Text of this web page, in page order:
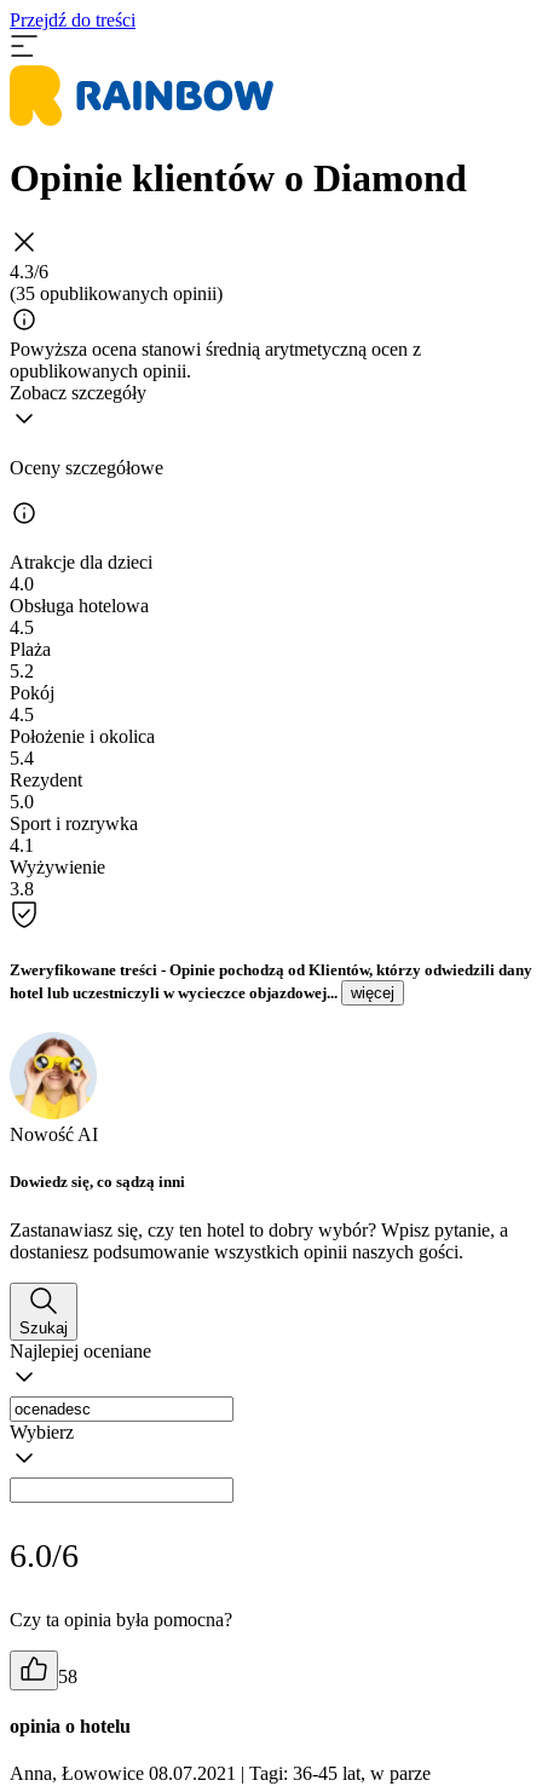
Przejdź do treści
Opinie klientów o Diamond
4.3/6
(35 opublikowanych opinii)
Powyższa ocena stanowi średnią arytmetyczną ocen z
opublikowanych opinii.
Zobacz szczegóły
Oceny szczegółowe
Atrakcje dla dzieci
4.0
Obsługa hotelowa
4.5
Plaża
5.2
Pokój
4.5
Położenie i okolica
5.4
Rezydent
5.0
Sport i rozrywka
4.1
Wyżywienie
3.8
Zweryfikowane treści - Opinie pochodzą od Klientów, którzy odwiedzili dany
hotel lub uczestniczyli w wycieczce objazdowej...
więcej
Nowość AI
Dowiedz się, co sądzą inni
Zastanawiasz się, czy ten hotel to dobry wybór? Wpisz pytanie, a
dostaniesz podsumowanie wszystkich opinii naszych gości.
Szukaj
Najlepiej oceniane
Wybierz
6.0/6
Czy ta opinia była pomocna?
58
opinia o hotelu
Anna, Łowowice 08.07.2021 | Tagi: 36-45 lat, w parze